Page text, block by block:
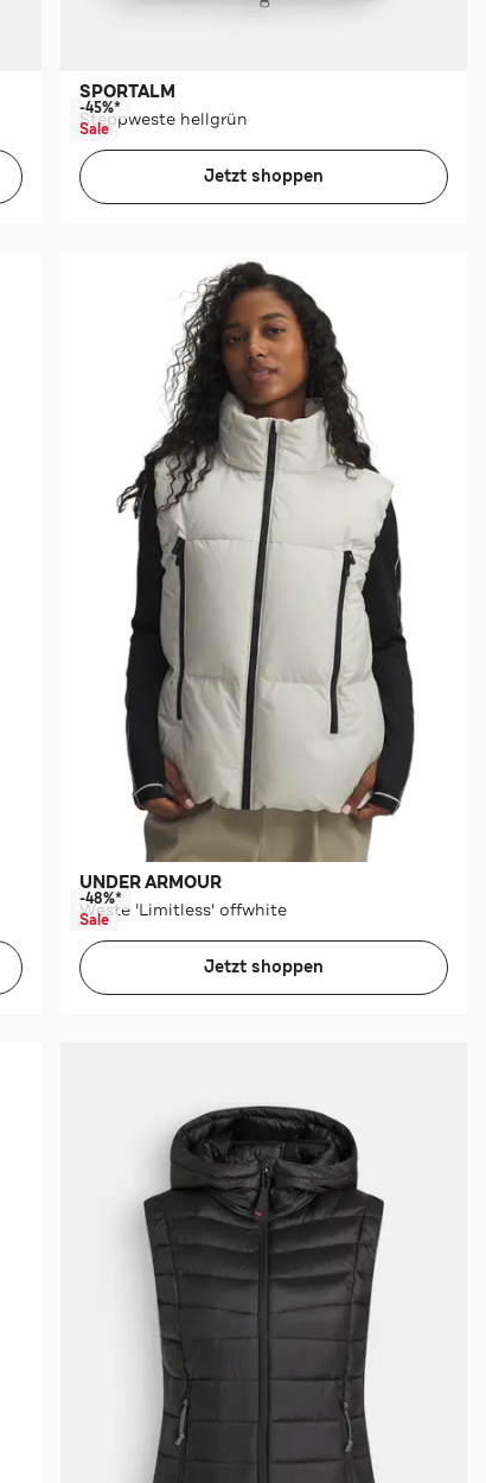
SPORTALM
Steppweste hellgrün
-45%*
Sale
Jetzt shoppen
UNDER ARMOUR
Weste 'Limitless' offwhite
-48%*
Sale
Jetzt shoppen